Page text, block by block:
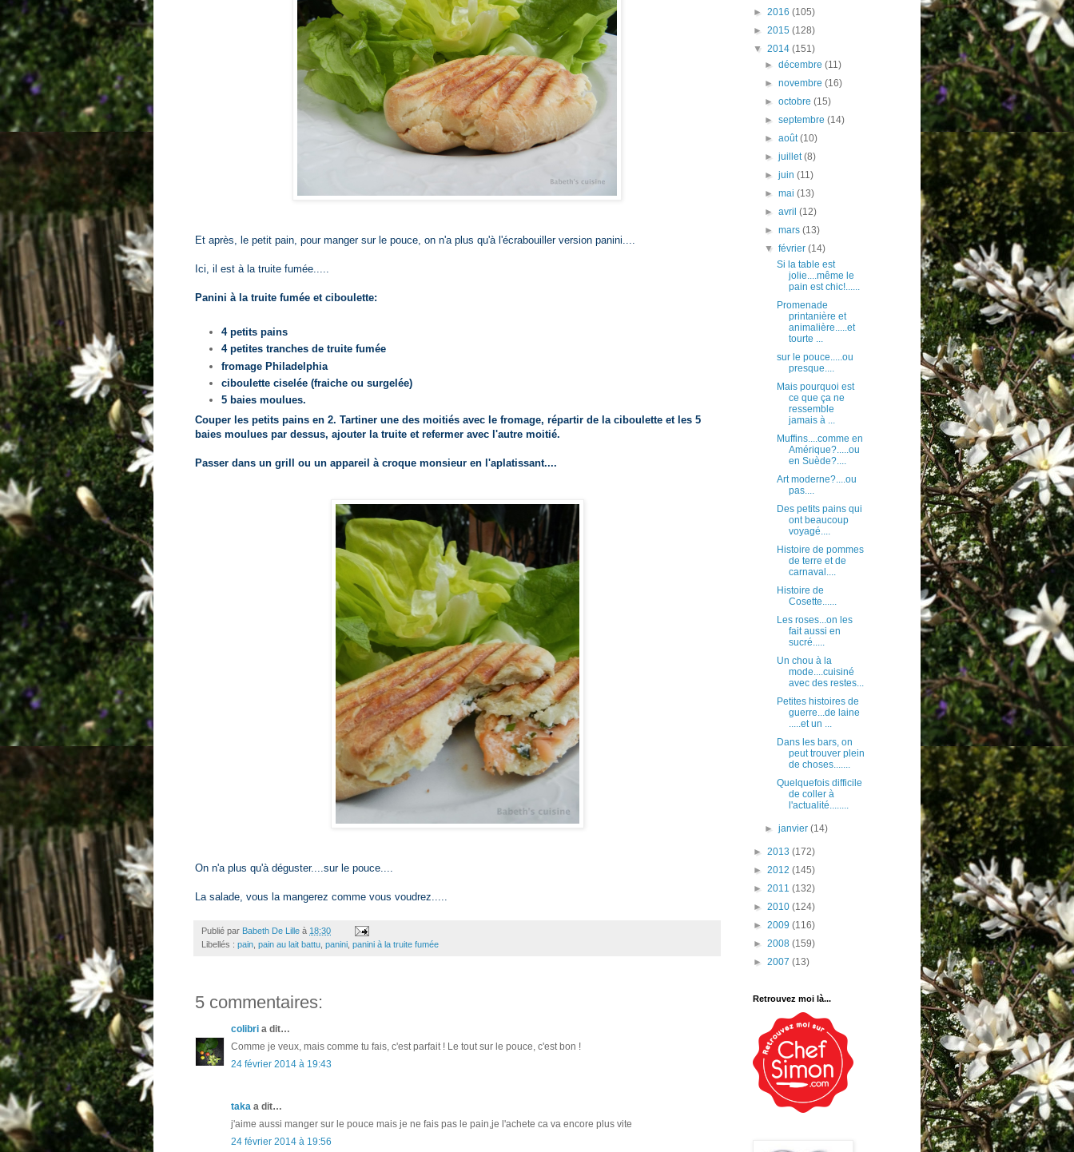
Et après, le petit pain, pour manger sur le pouce, on n'a plus qu'à l'écrabouiller version panini....
Ici, il est à la truite fumée.....
Panini à la truite fumée et ciboulette:
4 petits pains
4 petites tranches de truite fumée
fromage Philadelphia
ciboulette ciselée (fraiche ou surgelée)
5 baies moulues.
Couper les petits pains en 2. Tartiner une des moitiés avec le fromage, répartir de la ciboulette et les 5
baies moulues par dessus, ajouter la truite et refermer avec l'autre moitié.
Passer dans un grill ou un appareil à croque monsieur en l'aplatissant....
On n'a plus qu'à déguster....sur le pouce....
La salade, vous la mangerez comme vous voudrez.....
Publié par Babeth De Lille à 18:30
Libellés : pain pain au lait battu panini panini à la truite fumée
5 commentaires:
colibri a dit…
Comme je veux, mais comme tu fais, c'est parfait ! Le tout sur le pouce, c'est bon !
24 février 2014 à 19:43
taka a dit…
j'aime aussi manger sur le pouce mais je ne fais pas le pain,je l'achete ca va encore plus vite
24 février 2014 à 19:56
► 2016 (105)
► 2015 (128)
▼ 2014 (151)
►décembre(11)
►novembre(16)
►octobre(15)
►septembre(14)
►août(10)
►juillet(8)
►juin(11)
►mai(13)
►avril(12)
►mars(13)
▼février(14)
Si la table est
jolie....même le
pain est chic!......
Promenade
printanière et
animalière.....et
tourte ...
sur le pouce.....ou
presque....
Mais pourquoi est
ce que ça ne
ressemble
jamais à ...
Muffins....comme en
Amérique?.....ou
en Suède?....
Art moderne?....ou
pas....
Des petits pains qui
ont beaucoup
voyagé....
Histoire de pommes
de terre et de
carnaval....
Histoire de
Cosette......
Les roses...on les
fait aussi en
sucré.....
Un chou à la
mode....cuisiné
avec des restes...
Petites histoires de
guerre...de laine
.....et un ...
Dans les bars, on
peut trouver plein
de choses.......
Quelquefois difficile
de coller à
l'actualité........
►janvier(14)
► 2013 (172)
► 2012 (145)
► 2011 (132)
► 2010 (124)
► 2009 (116)
► 2008 (159)
► 2007 (13)
Retrouvez moi là...